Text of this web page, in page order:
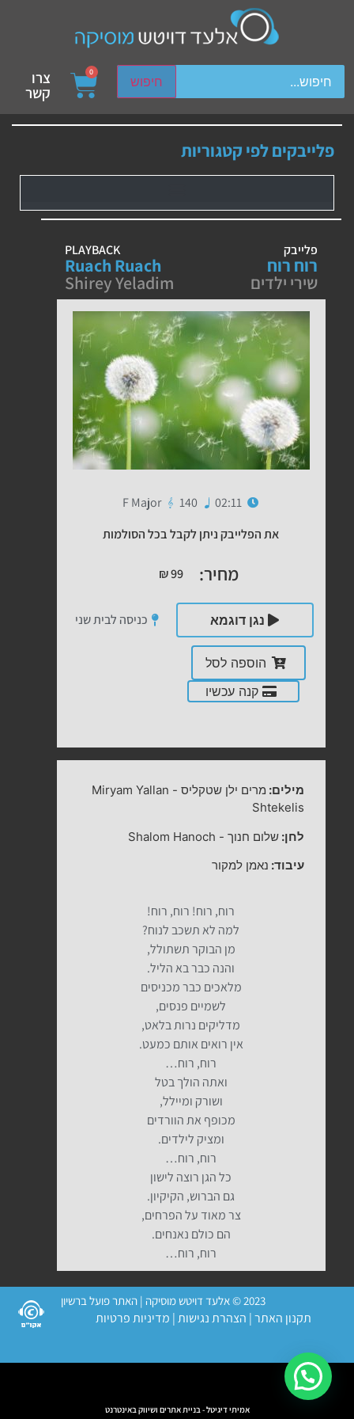
חיפוש
device users, explore by touch or with swipe gestures.
0 צרו
קשר
פלייבקים לפי קטגוריות
פלייבק
רוח רוח
שירי ילדים
PLAYBACK
Ruach Ruach
Shirey Yeladim
02:11
140
F Major
את הפלייבק ניתן לקבל בכל הסולמות
מחיר: ₪99
נגן דוגמא כניסה לבית שני
הוספה לסל
קנה עכשיו
מילים: מרים ילן שטקליס -
Miryam Yallan
Shtekelis
לחן:שלום חנוך -
Shalom Hanoch
עיבוד: נאמן למקור
רוח, רוח! רוח, רוח!
למה לא תשכב לנוח?
מן הבוקר תשתולל,
והנה כבר בא הליל.
מלאכים כבר מכניסים
לשמיים פנסים,
מדליקים נרות בלאט,
אין רואים אותם כמעט.
רוח, רוח…
ואתה הולך בטל
ושורק ומיילל,
מכופף את הוורדים
ומציק לילדים.
רוח, רוח…
כל הגן רוצה לישון
גם הברוש, הקיקיון.
צר מאוד על הפרחים,
הם כולם נאנחים.
רוח, רוח…
2023 © אלעד דויטש מוסיקה | האתר פועל ברשיון
תקנון האתר| הצהרת נגישות| מדיניות פרטיות
אמיתי דיגיטל - בניית אתרים ושיווק באינטרנט